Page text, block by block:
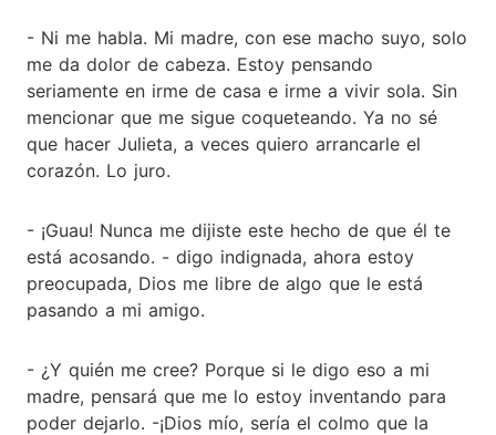
- Ni me habla. Mi madre, con ese macho suyo, solo
me da dolor de cabeza. Estoy pensando
seriamente en irme de casa e irme a vivir sola. Sin
mencionar que me sigue coqueteando. Ya no sé
que hacer Julieta, a veces quiero arrancarle el
corazón. Lo juro.
- ¡Guau! Nunca me dijiste este hecho de que él te
está acosando. - digo indignada, ahora estoy
preocupada, Dios me libre de algo que le está
pasando a mi amigo.
- ¿Y quién me cree? Porque si le digo eso a mi
madre, pensará que me lo estoy inventando para
poder dejarlo. -¡Dios mío, sería el colmo que la